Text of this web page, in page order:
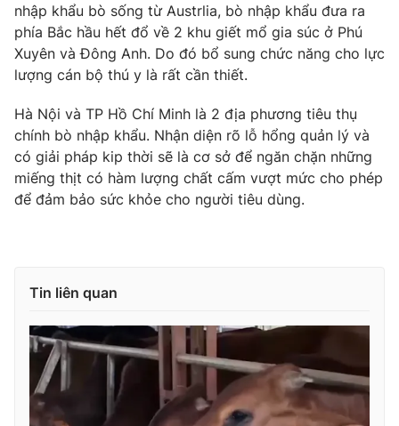
Liên hệ tòa soạn English
THỜI BÁO VTV
Theo dõi báo trên
Giấy phép hoạt động báo in và báo điện tử số 483/GP-BTTTT
Tổng Biên tập:Vũ Thanh Thủy
Phó Tổng Biên tập:Nguyễn Thị Mỹ Hạnh, Phạm Quốc Thắng,
Nguyễn Trọng Ninh
Tổng đài VTV: 024.38 355 931 - 024.38 355 932
nhập khẩu bò sống từ Austrlia, bò nhập khẩu đưa ra
phía Bắc hầu hết đổ về 2 khu giết mổ gia súc ở Phú
Xuyên và Đông Anh. Do đó bổ sung chức năng cho lực
lượng cán bộ thú y là rất cần thiết.
Hà Nội và TP Hồ Chí Minh là 2 địa phương tiêu thụ
chính bò nhập khẩu. Nhận diện rõ lỗ hổng quản lý và
có giải pháp kip thời sẽ là cơ sở để ngăn chặn những
miếng thịt có hàm lượng chất cấm vượt mức cho phép
để đảm bảo sức khỏe cho người tiêu dùng.
Tin liên quan